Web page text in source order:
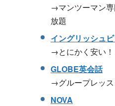
→マンツーマン
放題
イングリッシュ
→とにかく安い
GLOBE英会話
→グループレッ
NOVA